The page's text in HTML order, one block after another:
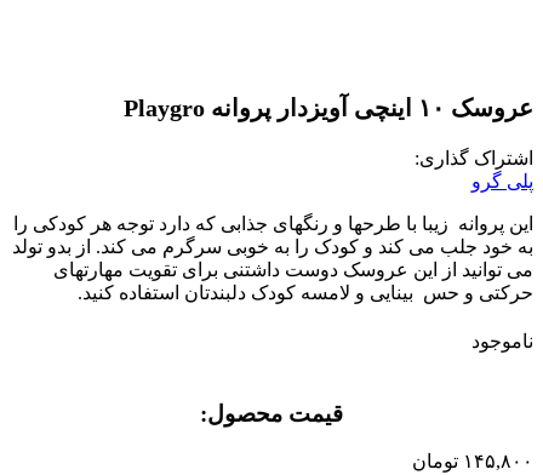
عروسک ۱۰ اینچی آویزدار پروانه Playgro
اشتراک گذاری:
پلی گرو
این پروانه زیبا با طرحها و رنگهای جذابی که دارد توجه هر کودکی را
به خود جلب می کند و کودک را به خوبی سرگرم می کند. از بدو تولد
می توانید از این عروسک دوست داشتنی برای تقویت مهارتهای
حرکتی و حس بینایی و لامسه کودک دلبندتان استفاده کنید.
ناموجود
قیمت محصول:​
۱۴۵,۸۰۰ تومان